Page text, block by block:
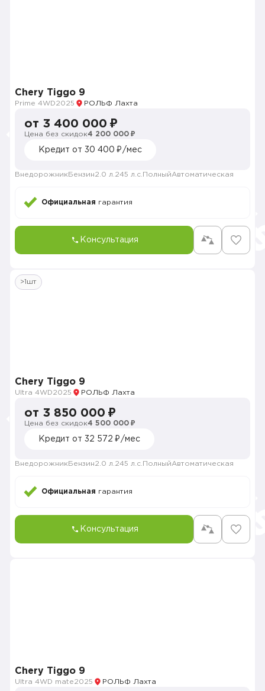
Chery Tiggo 9
Prime 4WD2025 РОЛЬФ Лахта
от 3 400 000 ₽
Цена без скидок4 200 000 ₽
Кредит от 30 400 ₽/мес
Внедорожник Бензин2.0 л. 245 л.с. ПолныйАвтоматическая
Официальная гарантия
Консультация
>1шт
Chery Tiggo 9
Ultra 4WD2025 РОЛЬФ Лахта
от 3 850 000 ₽
Цена без скидок4 500 000 ₽
Кредит от 32 572 ₽/мес
Внедорожник Бензин2.0 л. 245 л.с. ПолныйАвтоматическая
Официальная гарантия
Консультация
Chery Tiggo 9
Ultra 4WD mate2025 РОЛЬФ Лахта